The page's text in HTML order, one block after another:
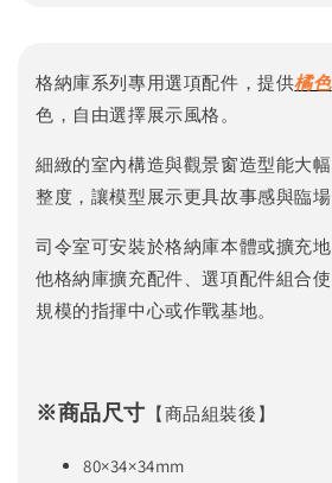
格納庫系列專用選項配件，提供橘色
色，自由選擇展示風格。
細緻的室內構造與觀景窗造型能大
整度，讓模型展示更具故事感與臨場
司令室可安裝於格納庫本體或擴充
他格納庫擴充配件、選項配件組合
規模的指揮中心或作戰基地。
※商品尺寸 【商品組裝後】
80×34×34mm